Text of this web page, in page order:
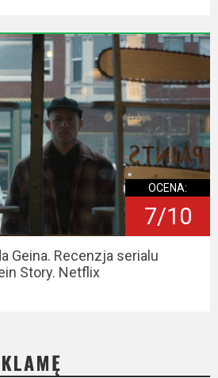
OCENA:
7/10
Geina. Recenzja serialu
Story. Netflix